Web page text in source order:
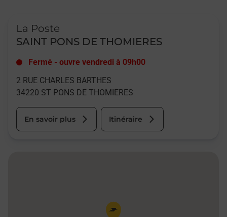
La Poste
SAINT PONS DE THOMIERES
Fermé - ouvre vendredi à 09h00
2 RUE CHARLES BARTHES
34220 ST PONS DE THOMIERES
En savoir plus Itinéraire
Pin de la carte